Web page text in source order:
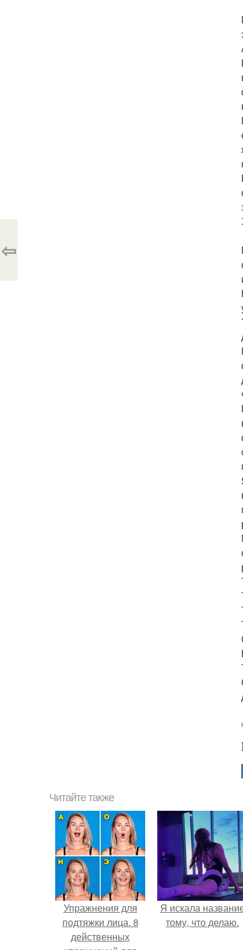
⇦
Читайте также
Упражнения для
подтяжки лица. 8
действенных
Я искала
тому, что делаю.